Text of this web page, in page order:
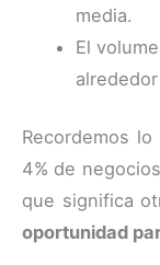
media.
El
alrededor
Recordemos
4% de
que significa
oportunidad